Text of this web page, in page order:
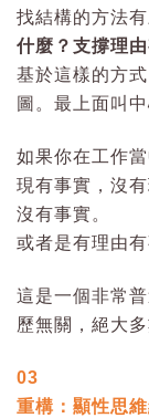
找結構的方法有
什麼？支撐理
基於這樣的方
圖。最上面叫
如果你在工作
現有事實，沒
沒有事實。
或者是有理由
這是一個非常
歷無關，絕大
03
重構：顯性思